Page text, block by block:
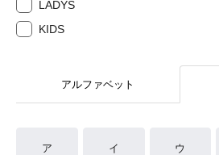
LADYS
KIDS
アルファベット
ア イ ウ